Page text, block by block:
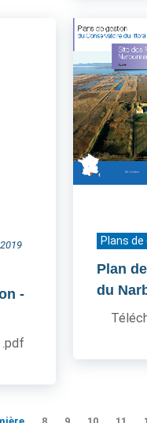
-
.pdf
Plans
Plan
du